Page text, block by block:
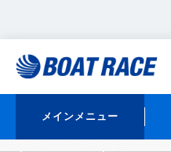
メインメニュー